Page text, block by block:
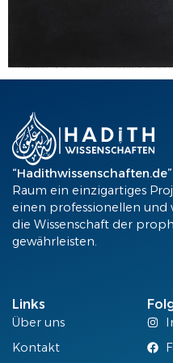
“Hadithwissenschaften.de”
Raum ein einzigartiges
einen professionellen und
die Wissenschaft der
gewährleisten.
Links
Über uns
Kontakt